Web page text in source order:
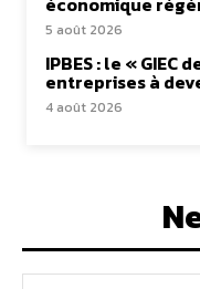
5 août 2026
IPBES : le «
entreprises à
4 août 2026